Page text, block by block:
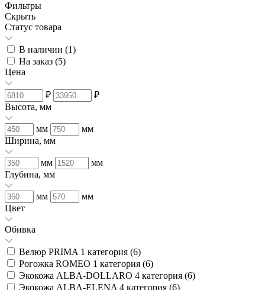
Фильтры
Скрыть
Статус товара
В наличии (1)
На заказ (5)
Цена
₽
₽
Высота, мм
мм
мм
Ширина, мм
мм
мм
Глубина, мм
мм
мм
Цвет
Обивка
Велюр PRIMA 1 категория (6)
Рогожка ROMEO 1 категория (6)
Экокожа ALBA-DOLLARO 4 категория (6)
Экокожа ALBA-ELENA 4 категория (6)